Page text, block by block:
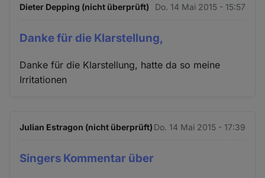
Dieter Depping (nicht überprüft) Do. 14 Mai 2015 - 15:57
Danke für die Klarstellung,
Danke für die Klarstellung, hatte da so meine
Irritationen
Julian Estragon (nicht überprüft) Do. 14 Mai 2015 - 17:39
Singers Kommentar über